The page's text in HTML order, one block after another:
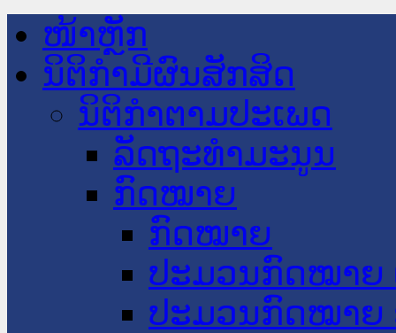
ໜ້າຫຼັກ
ນິຕິກໍາມີຜົນສັກສິດ
ນິຕິກໍາຕາມປະເພດ
ລັດຖະທໍາມະນູນ
ກົດໝາຍ
ກົດໝາຍ
ປະມວນກົດໝາຍ
ປະມວນກົດໝາຍ